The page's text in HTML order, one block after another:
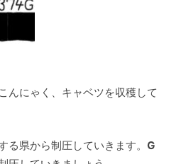
んにゃく、キャベツを収穫して
る県から制圧していきます。 G